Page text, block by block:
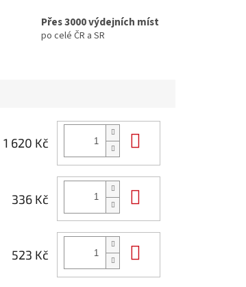
Přes 3000 výdejních míst
po celé ČR a SR
1 620 Kč
336 Kč
523 Kč